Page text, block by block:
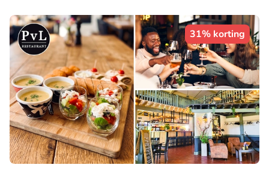
31% korting